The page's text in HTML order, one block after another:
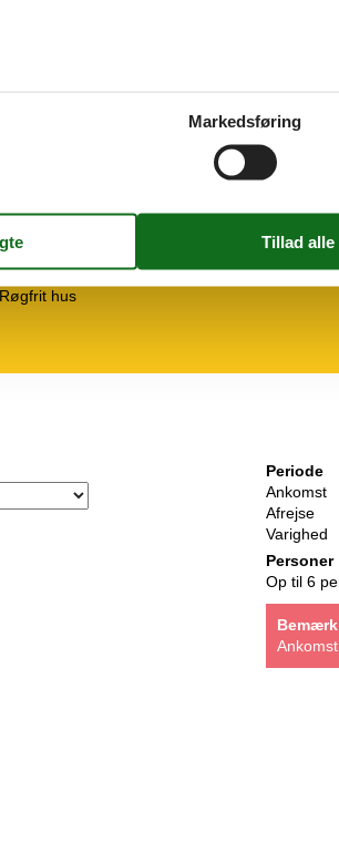
I nærheden
Afs. til nærmeste vand/badning
60 km
Nærmeste by
15 km
Nærmeste restaurant
2,5 km
Koncepter
Røgfrit hus
Periode
Ankomst
Afrejse
Varighed
Personer
Op til 6
Bemærk
Markedsføring